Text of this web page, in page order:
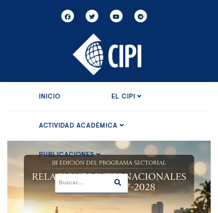
INICIO EL CIPI
ACTIVIDAD ACADÉMICA
PUBLICACIONES